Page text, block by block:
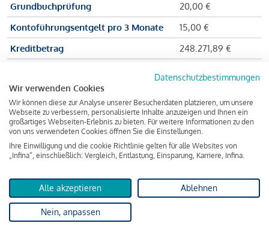
Grundbuchprüfung
20,00 €
Kontoführungsentgelt pro 3 Monate
15,00 €
Kreditbetrag
248.271,89 €
Zu zahlender Gesamtbetrag
Kreditvermittler
INFINA Credit
Broker GmbH
von 237.000 Euro ausgezahlt, um die Wohnung zu kaufen.
Darüber hinaus fallen aber noch einige Gebühren an (z. B. die
Grundbucheintragungsgebühr), sodass die Bank den
Datenschutzbestimmungen
Wir verwenden Cookies
Wir können diese zur Analyse unserer Besucherdaten platzieren, um unsere
Webseite zu verbessern, personalisierte Inhalte anzuzeigen und Ihnen ein
großartiges Webseiten-Erlebnis zu bieten. Für weitere Informationen zu den
von uns verwendeten Cookies öffnen Sie die Einstellungen.
Ihre Einwilligung und die cookie Richtlinie gelten für alle Websites von
„Infina“, einschließlich: Vergleich, Entlastung, Einsparung, Karriere, Infina.
Alle akzeptieren Ablehnen
Nein, anpassen